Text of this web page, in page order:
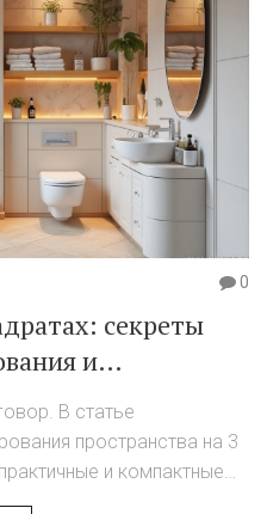
0
секреты
и
В статье
пространства на 3
и компактные
советы по выбору